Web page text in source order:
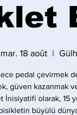
mar. 18 août
  |
pedal çevirmek
güven kazanmak
olarak, 15
büyülü